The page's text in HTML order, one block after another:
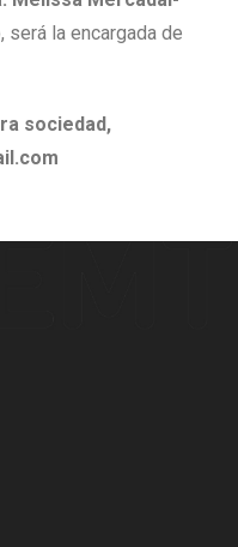
será la encargada de
sociedad,